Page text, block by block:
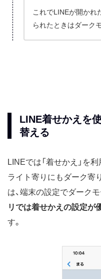
これでLINEが開かれ
られたときはダーク
LINE着せかえを
替える
LINEでは「着せかえ」を
ライト寄りにもダーク寄
は、端末の設定でダーク
リでは着せかえの設定が
す。